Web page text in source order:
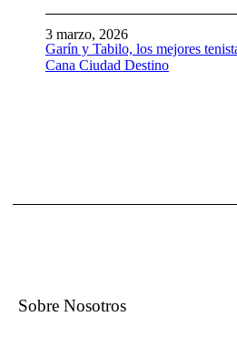
Garín y Tabilo, los mejores
Cana Ciudad Destino
3 marzo, 2026
Sobre Nosotros